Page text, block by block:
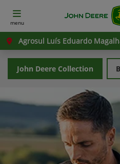
menu
Agrosul Luís Eduardo
John Deere Collection